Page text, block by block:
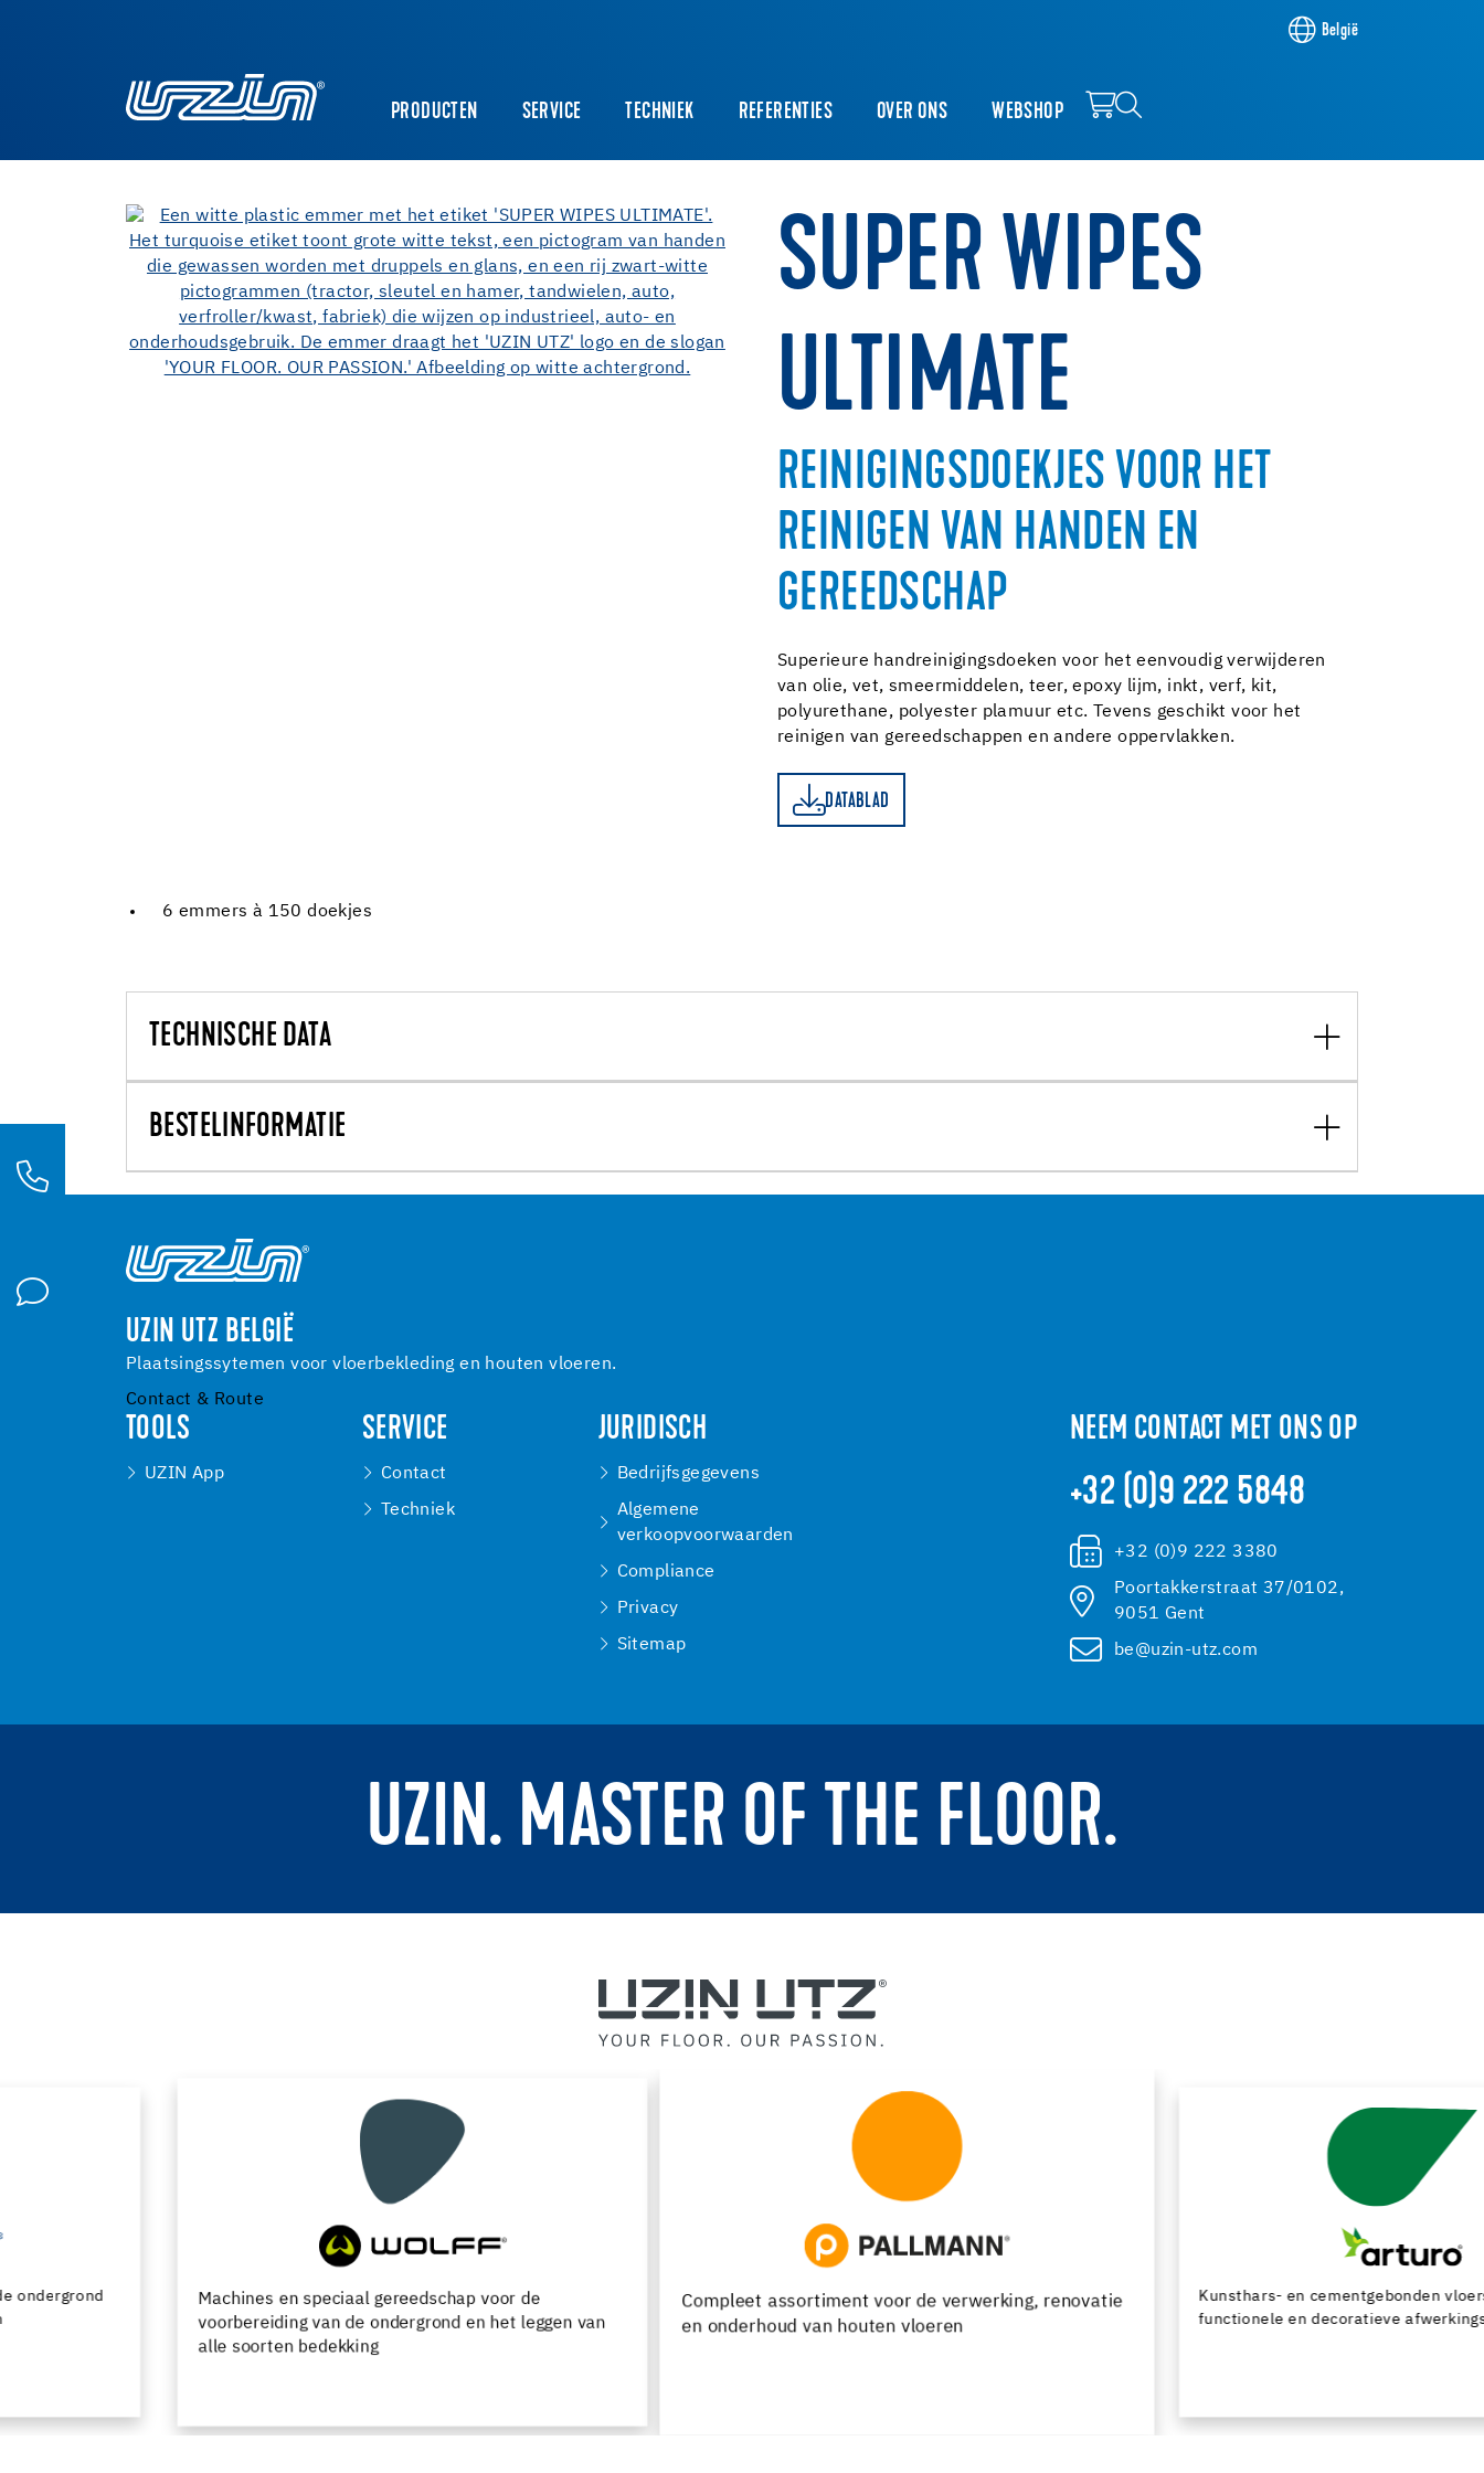
België
PRODUCTEN SERVICE TECHNIEK REFERENTIES OVER ONS WEBSHOP
SUPER WIPES
ULTIMATE
REINIGINGSDOEKJES VOOR HET
REINIGEN VAN HANDEN EN
GEREEDSCHAP
Superieure handreinigingsdoeken voor het eenvoudig verwijderen
van olie, vet, smeermiddelen, teer, epoxy lijm, inkt, verf, kit,
polyurethane, polyester plamuur etc. Tevens geschikt voor het
reinigen van gereedschappen en andere oppervlakken.
DATABLAD
6 emmers à 150 doekjes
TECHNISCHE DATA
BESTELINFORMATIE
UZIN UTZ BELGIË
Plaatsingssytemen voor vloerbekleding en houten vloeren.
Contact & Route
TOOLS
UZIN App
SERVICE
Contact
Techniek
JURIDISCH
Bedrijfsgegevens
Algemene
verkoopvoorwaarden
Compliance
Privacy
Sitemap
NEEM CONTACT MET ONS OP
+32 (0)9 222 5848
+32 (0)9 222 3380
Poortakkerstraat 37/0102,
9051 Gent
be@uzin-utz.com
UZIN. MASTER OF THE FLOOR.
Machines en speciaal gereedschap voor de
voorbereiding van de ondergrond en het leggen van
alle soorten bedekking
Compleet assortiment voor de verwerking, renovatie
en onderhoud van houten vloeren
Kunsthars- en cementgebonden vloersystemen met
functionele en decoratieve afwerkingsmogelijkheden